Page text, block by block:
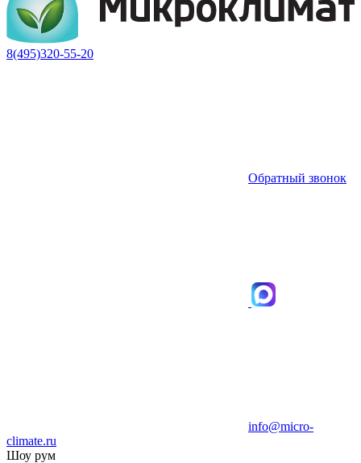
8(495)320-55-20
Обратный звонок
info@micro-
climate.ru
Шоу рум